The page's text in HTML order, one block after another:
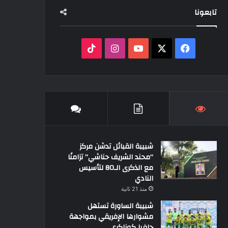
تابعونا
فيسبوك ‫YouTubeانستقرام
شبيبة القبائل تدشن مركز
“محند الشريف حناشي” تزامنًا
مع الذكرى الـ80 لتأسيس
النادي
منذ 21 ثانية
شبيبة الساورة تستهل
مشوارها الإفريقي بمواجهة